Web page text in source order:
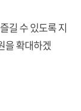
길 수 있도록 지
을 확대하겠